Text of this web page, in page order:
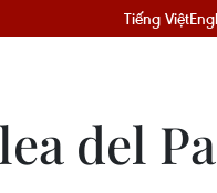
Tiếng Việt
del